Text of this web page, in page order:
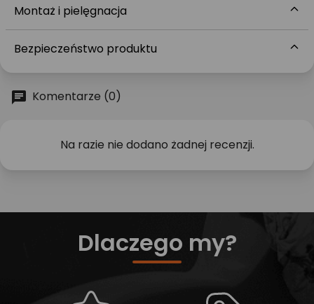
Montaż i pielęgnacja
Bezpieczeństwo produktu
Komentarze (0)
Na razie nie dodano żadnej recenzji.
Dlaczego my?